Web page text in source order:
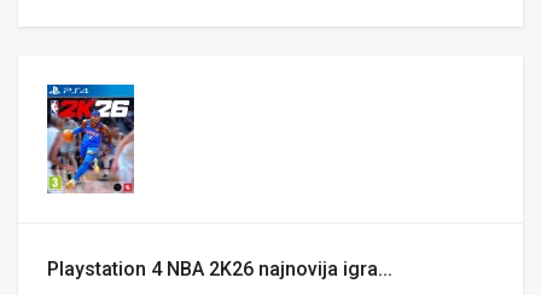
Playstation 4 NBA 2K26 najnovija igra...